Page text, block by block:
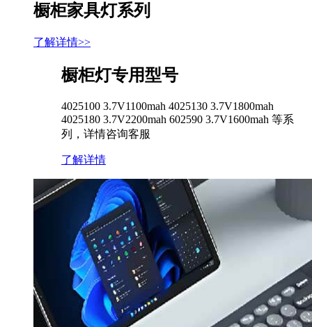
橱柜家具灯系列
了解详情>>
橱柜灯专用型号
4025100 3.7V1100mah 4025130 3.7V1800mah
4025180 3.7V2200mah 602590 3.7V1600mah 等系
列，详情咨询客服
了解详情